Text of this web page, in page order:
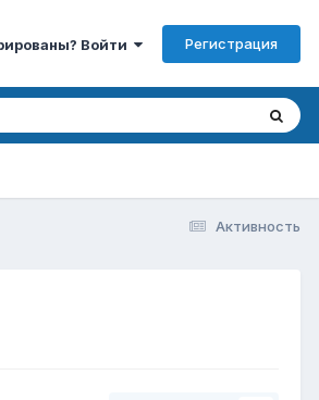
Войти Регистрация
Активность